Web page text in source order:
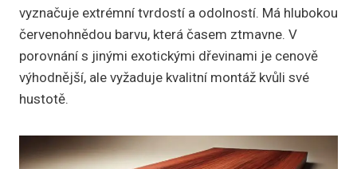
vyznačuje extrémní tvrdostí a odolností. Má hlubokou
červenohnědou barvu, která časem ztmavne. V
porovnání s jinými exotickými dřevinami je cenově
výhodnější, ale vyžaduje kvalitní montáž kvůli své
hustotě.